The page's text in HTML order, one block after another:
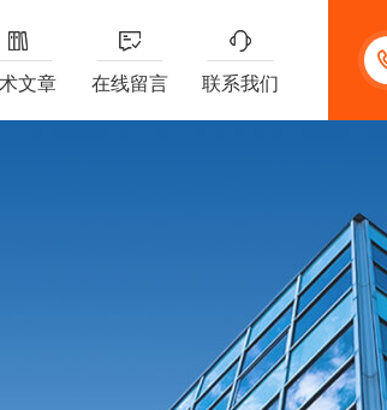
文章 在线留言 联系我们